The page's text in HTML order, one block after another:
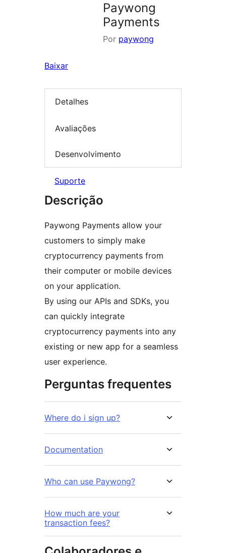
Paywong
Payments
Por paywong
Baixar
Detalhes
Avaliações
Desenvolvimento
Suporte
Descrição
Paywong Payments allow your
customers to simply make
cryptocurrency payments from
their computer or mobile devices
on your application.
By using our APIs and SDKs, you
can quickly integrate
cryptocurrency payments into any
existing or new app for a seamless
user experience.
Perguntas frequentes
Where do i sign up?
Documentation
Who can use Paywong?
How much are your
transaction fees?